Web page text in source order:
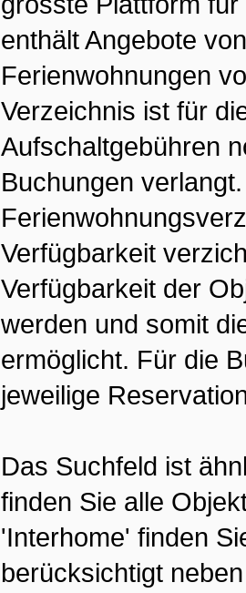
enthält Angebote
Ferienwohnungen
Verzeichnis ist für
Aufschaltgebühren
Buchungen
Verfügbarkeit
Verfügbarkeit der
werden und somit
ermöglicht. Für die
jeweilige
Das Suchfeld ist
finden Sie alle
'Interhome' finden
berücksichtigt